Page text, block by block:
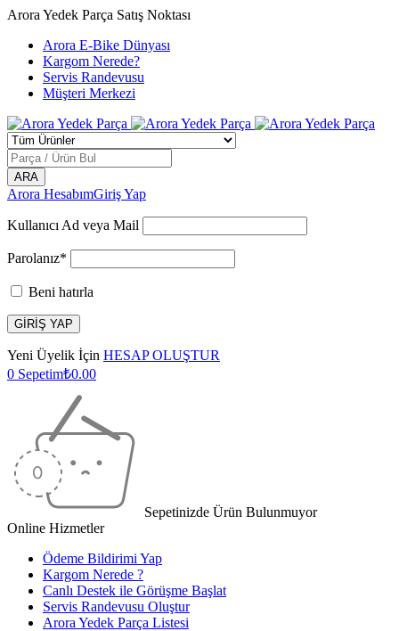
Arora Yedek Parça Satış Noktası
Arora E-Bike Dünyası
Kargom Nerede?
Servis Randevusu
Müşteri Merkezi
Arora HesabımGiriş Yap
Kullanıcı Ad veya Mail
Parolanız*
Beni hatırla
Yeni Üyelik İçin HESAP OLUŞTUR
0 Sepetim₺0.00
Sepetinizde Ürün Bulunmuyor
Online Hizmetler
Ödeme Bildirimi Yap
Kargom Nerede ?
Canlı Destek ile Görüşme Başlat
Servis Randevusu Oluştur
Arora Yedek Parça Listesi